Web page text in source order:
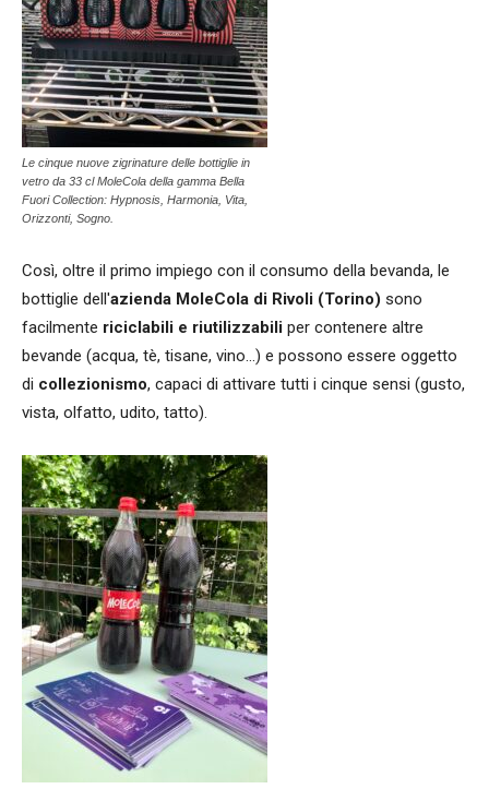
Le cinque nuove zigrinature delle bottiglie in
vetro da 33 cl MoleCola della gamma Bella
Fuori Collection: Hypnosis, Harmonia, Vita,
Orizzonti, Sogno.
Così, oltre il primo impiego con il consumo della bevanda, le
bottiglie dell'azienda MoleCola di Rivoli (Torino) sono
facilmente riciclabili e riutilizzabili per contenere altre
bevande (acqua, tè, tisane, vino...) e possono essere oggetto
di collezionismo, capaci di attivare tutti i cinque sensi (gusto,
vista, olfatto, udito, tatto).